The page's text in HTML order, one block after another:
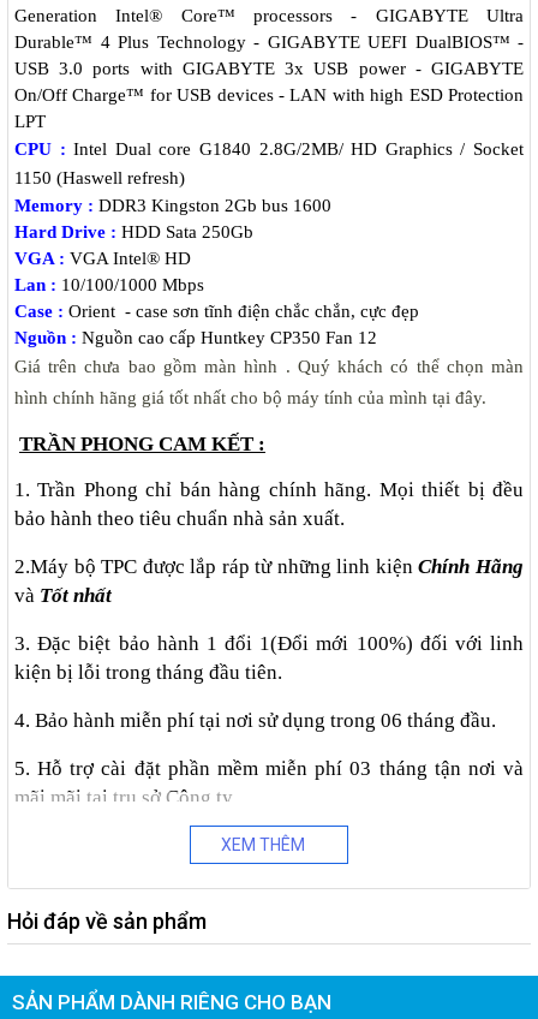
Generation Intel® Core™ processors - GIGABYTE Ultra
Durable™ 4 Plus Technology - GIGABYTE UEFI DualBIOS™ -
USB 3.0 ports with GIGABYTE 3x USB power - GIGABYTE
On/Off Charge™ for USB devices - LAN with high ESD Protection
LPT
CPU : Intel Dual core G1840 2.8G/2MB/ HD Graphics / Socket
1150 (Haswell refresh)
Memory : DDR3 Kingston 2Gb bus 1600
Hard Drive : HDD Sata 250Gb
VGA : VGA Intel® HD
Lan : 10/100/1000 Mbps
Case : Orient - case sơn tĩnh điện chắc chắn, cực đẹp
Nguồn : Nguồn cao cấp Huntkey CP350 Fan 12
Giá trên chưa bao gồm màn hình . Quý khách có thể chọn màn
hình chính hãng giá tốt nhất cho bộ máy tính của mình tại đây.
TRẦN PHONG CAM KẾT :
1. Trần Phong chỉ bán hàng chính hãng. Mọi thiết bị đều
bảo hành theo tiêu chuẩn nhà sản xuất.
2.Máy bộ TPC được lắp ráp từ những linh kiệnChính Hãng
và Tốt nhất
3. Đặc biệt bảo hành 1 đổi 1(Đổi mới 100%) đối với linh
kiện bị lỗi trong tháng đầu tiên.
4. Bảo hành miễn phí tại nơi sử dụng trong 06 tháng đầu.
5. Hỗ trợ cài đặt phần mềm miễn phí 03 tháng tận nơi và
mãi mãi tại trụ sở Công ty.
6 . Xin Quý khách vui lòng liên hệ trực tiếp để được tư vấn
miễn phí , chu đáo và chuyên
nghiệp nhất : 0987 113 911
Công ty TNHH Thiết bị số Trần Phong
XEM THÊM
Hỏi đáp về sản phẩm
SẢN PHẨM DÀNH RIÊNG CHO BẠN